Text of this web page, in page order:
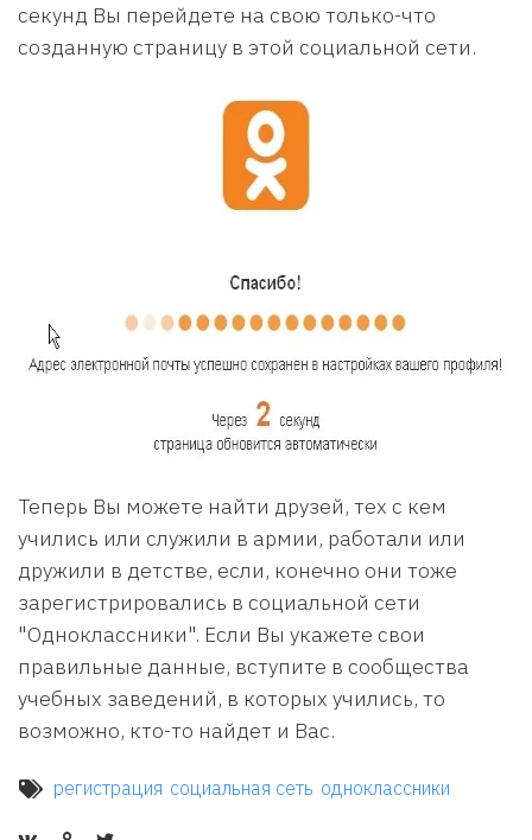
секунд Вы перейдете на свою только-что
созданную страницу в этой социальной сети.
Теперь Вы можете найти друзей, тех с кем
учились или служили в армии, работали или
дружили в детстве, если, конечно они тоже
зарегистрировались в социальной сети
"Одноклассники". Если Вы укажете свои
правильные данные, вступите в сообщества
учебных заведений, в которых учились, то
возможно, кто-то найдет и Вас.
регистрация социальная сеть одноклассники